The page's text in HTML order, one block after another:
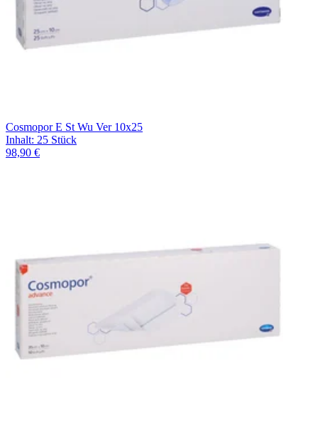
Cosmopor E St Wu Ver 10x25
Inhalt: 25 Stück
98,90 €